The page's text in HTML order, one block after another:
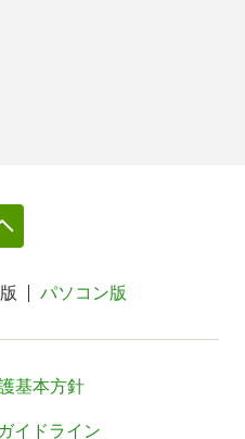
パソコン版
基本方針
イドライン